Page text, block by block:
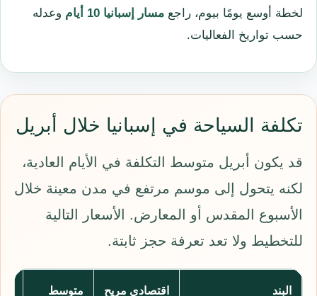
لخطة أوسع يومًا بيوم، راجع مسار إسبانيا 10 أيام
وعدله
حسب تواريخ الفعاليات.
تكلفة السياحة في إسبانيا خلال أبريل
قد يكون أبريل متوسط التكلفة في الأيام العادية،
لكنه يتحول إلى موسم مرتفع في مدن معينة خلال
الأسبوع المقدس أو المعارض. الأسعار التالية
للتخطيط ولا تعد تعرفة حجز ثابتة.
البند اقتصادي مريح متوسط